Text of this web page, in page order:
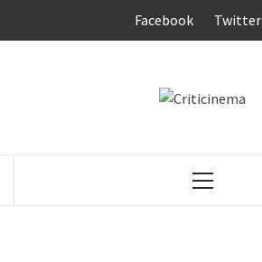
Facebook Twitter
Menú